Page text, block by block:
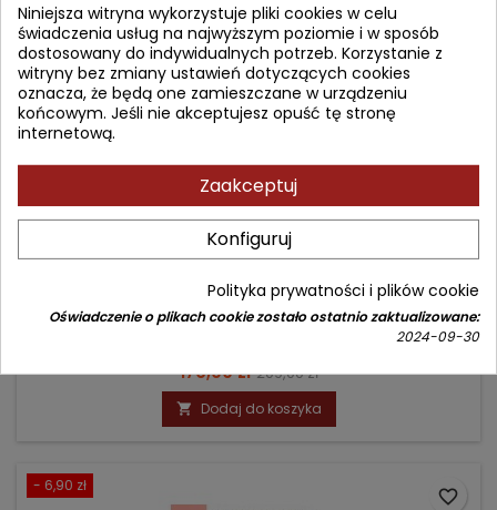
MEDYCYNA RODZINNA REPETYTORIUM
Autor: Bożydar Latkowski
Cena
176,90 złCena
podstawowa
209,00 zł
 Dodaj do koszyka
- 6,90 zł
favorite_border
Niniejsza witryna wykorzystuje pliki cookies w celu
świadczenia usług na najwyższym poziomie i w sposób
dostosowany do indywidualnych potrzeb. Korzystanie z
witryny bez zmiany ustawień dotyczących cookies
oznacza, że będą one zamieszczane w urządzeniu
końcowym. Jeśli nie akceptujesz opuść tę stronę
internetową.
Zaakceptuj
Konfiguruj
Polityka prywatności i plików cookie
Oświadczenie o plikach cookie zostało ostatnio zaktualizowane:
2024-09-30